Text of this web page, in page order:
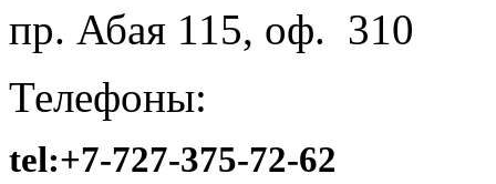
пр. Абая 115, оф. 310
Телефоны:
tel:+7-727-375-72-62